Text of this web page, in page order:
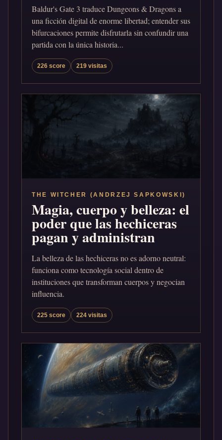
Baldur's Gate 3 traduce Dungeons & Dragons a
una ficción digital de enorme libertad; entender sus
bifurcaciones permite disfrutarla sin confundir una
partida con la única historia...
226 score 219 visitas
THE WITCHER (ANDRZEJ SAPKOWSKI)
Magia, cuerpo y belleza: el
poder que las hechiceras
pagan y administran
La belleza de las hechiceras no es adorno neutral:
funciona como tecnología social dentro de
instituciones que transforman cuerpos y negocian
influencia.
225 score 224 visitas